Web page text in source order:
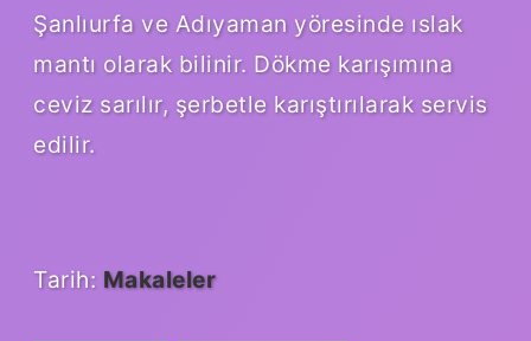
Şanlıurfa ve Adıyaman yöresinde ıslak
mantı olarak bilinir. Dökme karışımına
ceviz sarılır, şerbetle karıştırılarak servis
edilir.
Tarih: Makaleler